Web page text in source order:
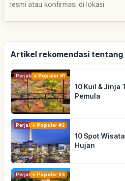
resmi atau konfirmasi di lokasi.
Artikel rekomendasi tentang
PerjalananPopuler #1
10 Kuil & Jinja
Pemula
PerjalananPopuler #2
10 Spot
Hujan
PerjalananPopuler #3